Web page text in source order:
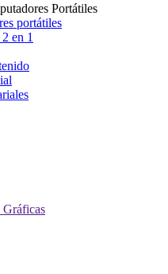
Portátiles
portátiles
en 1
Gráficas